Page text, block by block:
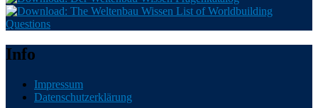
Info
Impressum
Datenschutzerklärung